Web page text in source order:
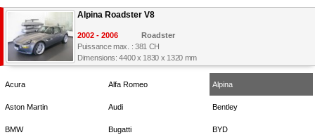
Alpina Roadster V8
2002 - 2006
Roadster
Puissance max. : 381 CH
Dimensions: 4400 x 1830 x 1320 mm
Acura Alfa Romeo Alpina
Aston Martin Audi Bentley
BMW Bugatti BYD